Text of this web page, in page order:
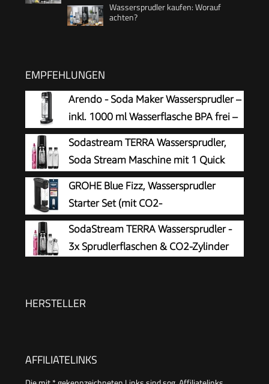
Wassersprudler kaufen: Worauf
achten?
EMPFEHLUNGEN
Arendo - Soda Maker Wassersprudler –
inkl. 1000 ml Wasserflasche BPA frei –
fein dosierbar – Soda Streamer
kompatibel mit 60 l CO2 Zylindern
Sodastream TERRA Wassersprudler,
Soda Stream Maschine mit 1 Quick
Connect 60L CO2-Zylinder, 2x 1L und
3x 1L spülmaschinengeeignete Kunststoff-
Sprudlerflaschen, Höhe 44 cm, Schwarz
GROHE Blue Fizz, Wassersprudler
Starter Set (mit CO2-
Füllstandsanzeige, 3 einstellbare
Sprudel-Stufen, ohne CO2 Flasche, 1x 0,85l
Wasserflasche + Reinigungspulver), schwarz,
SodaStream TERRA Wassersprudler -
3x Sprudlerflaschen & CO2-Zylinder
HERSTELLER
AFFILIATELINKS